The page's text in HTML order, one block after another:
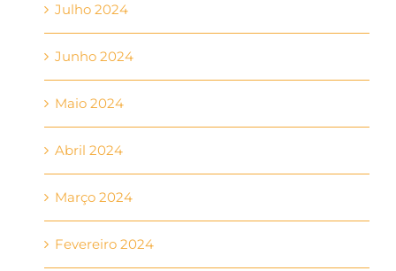
Julho 2024
Junho 2024
Maio 2024
Abril 2024
Março 2024
Fevereiro 2024